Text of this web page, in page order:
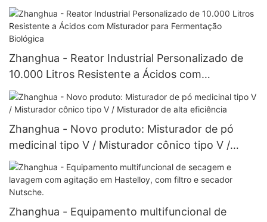
VácuoFiltro Nutsche Agitado
Zhanghua - Reator Industrial Personalizado de
10.000 Litros Resistente a Ácidos com
Misturador para Fermentação Biológica
Zhanghua - Novo produto: Misturador de pó
medicinal tipo V / Misturador cônico tipo V /
Misturador de alta eficiência
Zhanghua - Equipamento multifuncional de